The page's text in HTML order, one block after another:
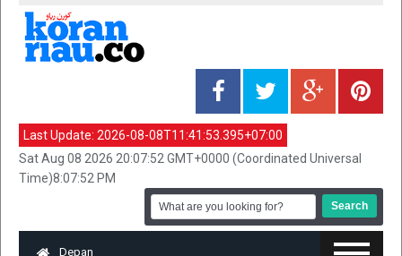
Last Update: 2026-08-08T11:41:53.395+07:00
Sat Aug 08 2026 20:07:52 GMT+0000 (Coordinated Universal
Time)8:07:52 PM
Depan